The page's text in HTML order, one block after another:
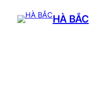
HÀ BẮC